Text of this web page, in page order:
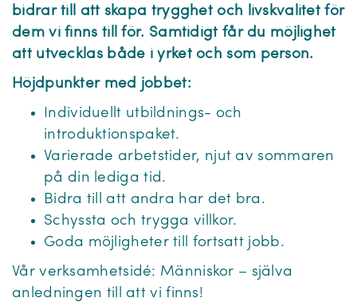
bidrar till att skapa trygghet och livskvalitet för
dem vi finns till för. Samtidigt får du möjlighet
att utvecklas både i yrket och som person.
Höjdpunkter med jobbet:
Individuellt utbildnings- och
introduktionspaket.
Varierade arbetstider, njut av sommaren
på din lediga tid.
Bidra till att andra har det bra.
Schyssta och trygga villkor.
Goda möjligheter till fortsatt jobb.
Vår verksamhetsidé: Människor – själva
anledningen till att vi finns!